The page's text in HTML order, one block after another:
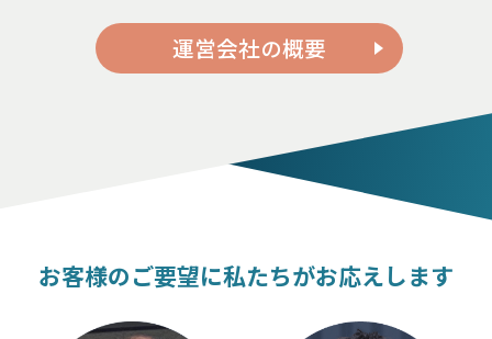
運営会社の概要
お客様のご要望に私たちがお応えします